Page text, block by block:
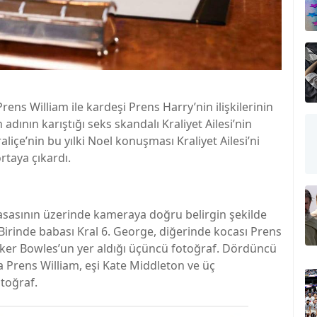
William ile kardeşi Prens Harry’nin ilişkilerinin
karıştığı seks skandalı Kraliyet Ailesi’nin
bu yılki Noel konuşması Kraliyet Ailesi’ni
çıkardı.
üzerinde kameraya doğru belirgin şekilde
babası Kral 6. George, diğerinde kocası Prens
Bowles’un yer aldığı üçüncü fotoğraf. Dördüncü
William, eşi Kate Middleton ve üç